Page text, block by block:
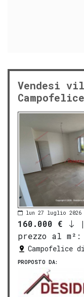
Vendesi
lun 27 luglio 2026
160.000 €
prezzo al m²:
Campofelice
PROPOSTO DA: